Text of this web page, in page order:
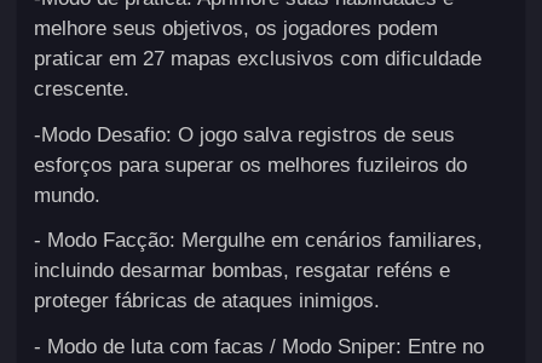
melhore seus objetivos, os jogadores podem
praticar em 27 mapas exclusivos com dificuldade
crescente.
-Modo Desafio: O jogo salva registros de seus
esforços para superar os melhores fuzileiros do
mundo.
- Modo Facção: Mergulhe em cenários familiares,
incluindo desarmar bombas, resgatar reféns e
proteger fábricas de ataques inimigos.
- Modo de luta com facas / Modo Sniper: Entre no